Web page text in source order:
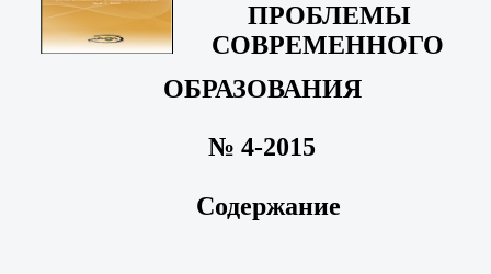
ПРОБЛЕМЫ
СОВРЕМЕННОГО
ОБРАЗОВАНИЯ
№ 4-2015
Содержание